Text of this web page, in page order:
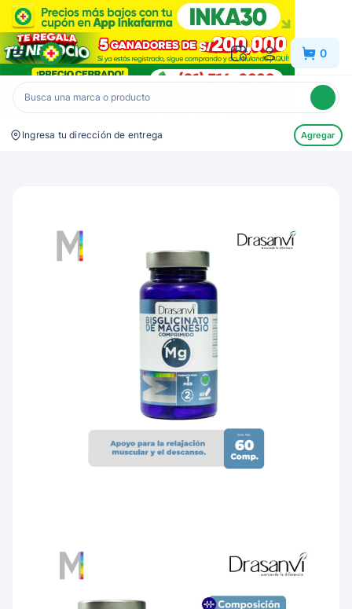
Inkafarma 0
Ingresa tu dirección de entrega Agregar